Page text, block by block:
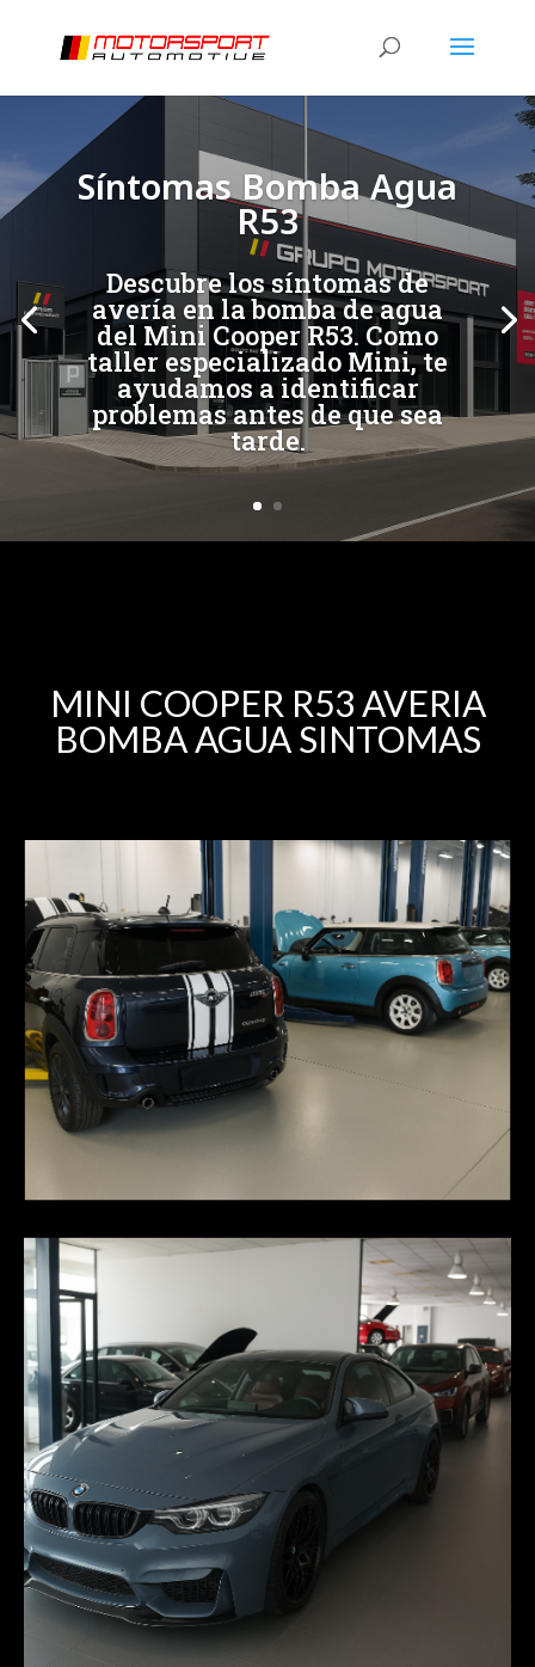
Síntomas Bomba Agua
R53
Descubre los síntomas de
avería en la bomba de agua
del Mini Cooper R53. Como
taller especializado Mini, te
ayudamos a identificar
problemas antes de que sea
tarde.
[/et_pb_slide]
MINI COOPER R53 AVERIA
BOMBA AGUA SINTOMAS